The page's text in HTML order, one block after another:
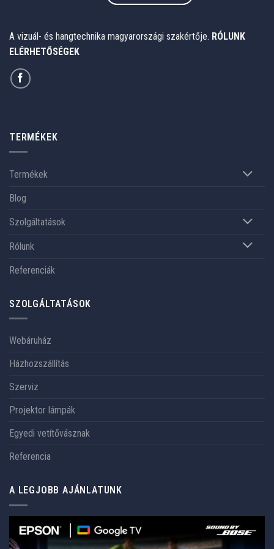
A vizuál- és hangtechnika magyarországi szakértője. RÓLUNK
ELÉRHETŐSÉGEK
TERMÉKEK
Termékek
Blog
Szolgáltatások
Rólunk
Referenciák
SZOLGÁLTATÁSOK
Webáruház
Házhozszállítás
Szerviz
Projektor lámpák
Egyedi vetítővásznak
Referencia
A LEGJOBB AJÁNLATUNK